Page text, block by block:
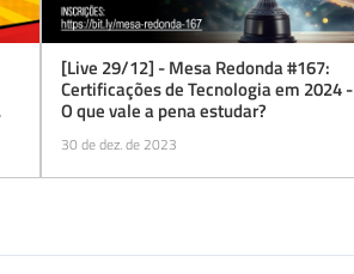
[Live 29/12] - Mesa Redonda #167:
Certificações de Tecnologia em 2024 -
O que vale a pena estudar?
30 de dez. de 2023